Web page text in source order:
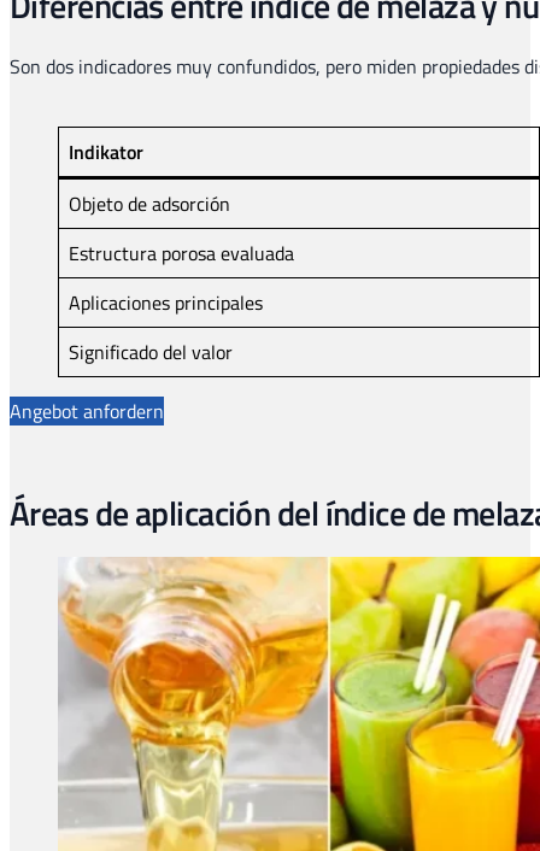
Son dos indicadores muy confundidos, pero miden propiedades
Indikator
Objeto de adsorción
Estructura porosa evaluada
Aplicaciones principales
Significado del valor
Angebot anfordern
Áreas de aplicación del índice de